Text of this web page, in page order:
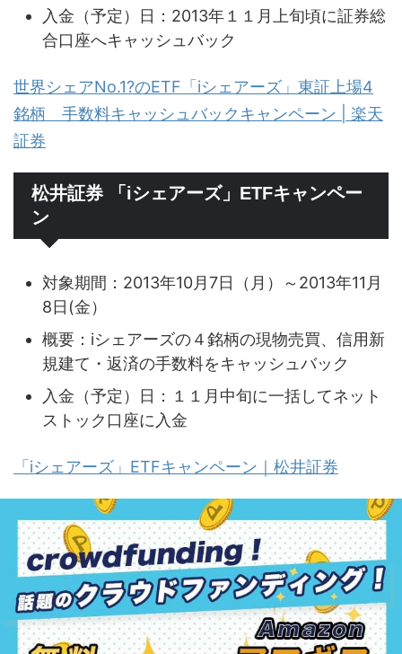
入金（予定）日：2013年１１月上旬頃に証券総
合口座へキャッシュバック
世界シェアNo.1?のETF「iシェアーズ」東証上場4
銘柄 手数料キャッシュバックキャンペーン | 楽天
証券
松井証券 「iシェアーズ」ETFキャンペー
ン
対象期間：2013年10月7日（月）～2013年11月
8日(金）
概要：iシェアーズの４銘柄の現物売買、信用新
規建て・返済の手数料をキャッシュバック
入金（予定）日：１１月中旬に一括してネット
ストック口座に入金
「iシェアーズ」ETFキャンペーン｜松井証券